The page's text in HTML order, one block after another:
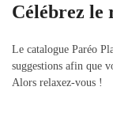
Célébrez le
Le catalogue Paréo
suggestions afin que
Alors relaxez-vous !